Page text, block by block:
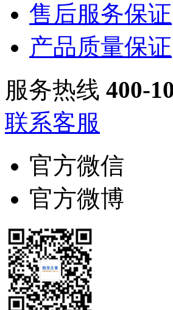
售后服务保证
产品质量保证
服务热线 400-
联系客服
官方微信
官方微博